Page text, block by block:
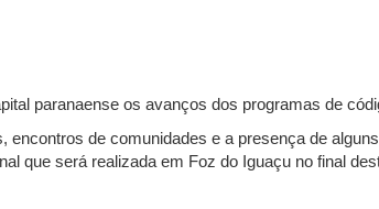
paranaense os avanços dos programas de
encontros de comunidades e a presença de
que será realizada em Foz do Iguaçu no final